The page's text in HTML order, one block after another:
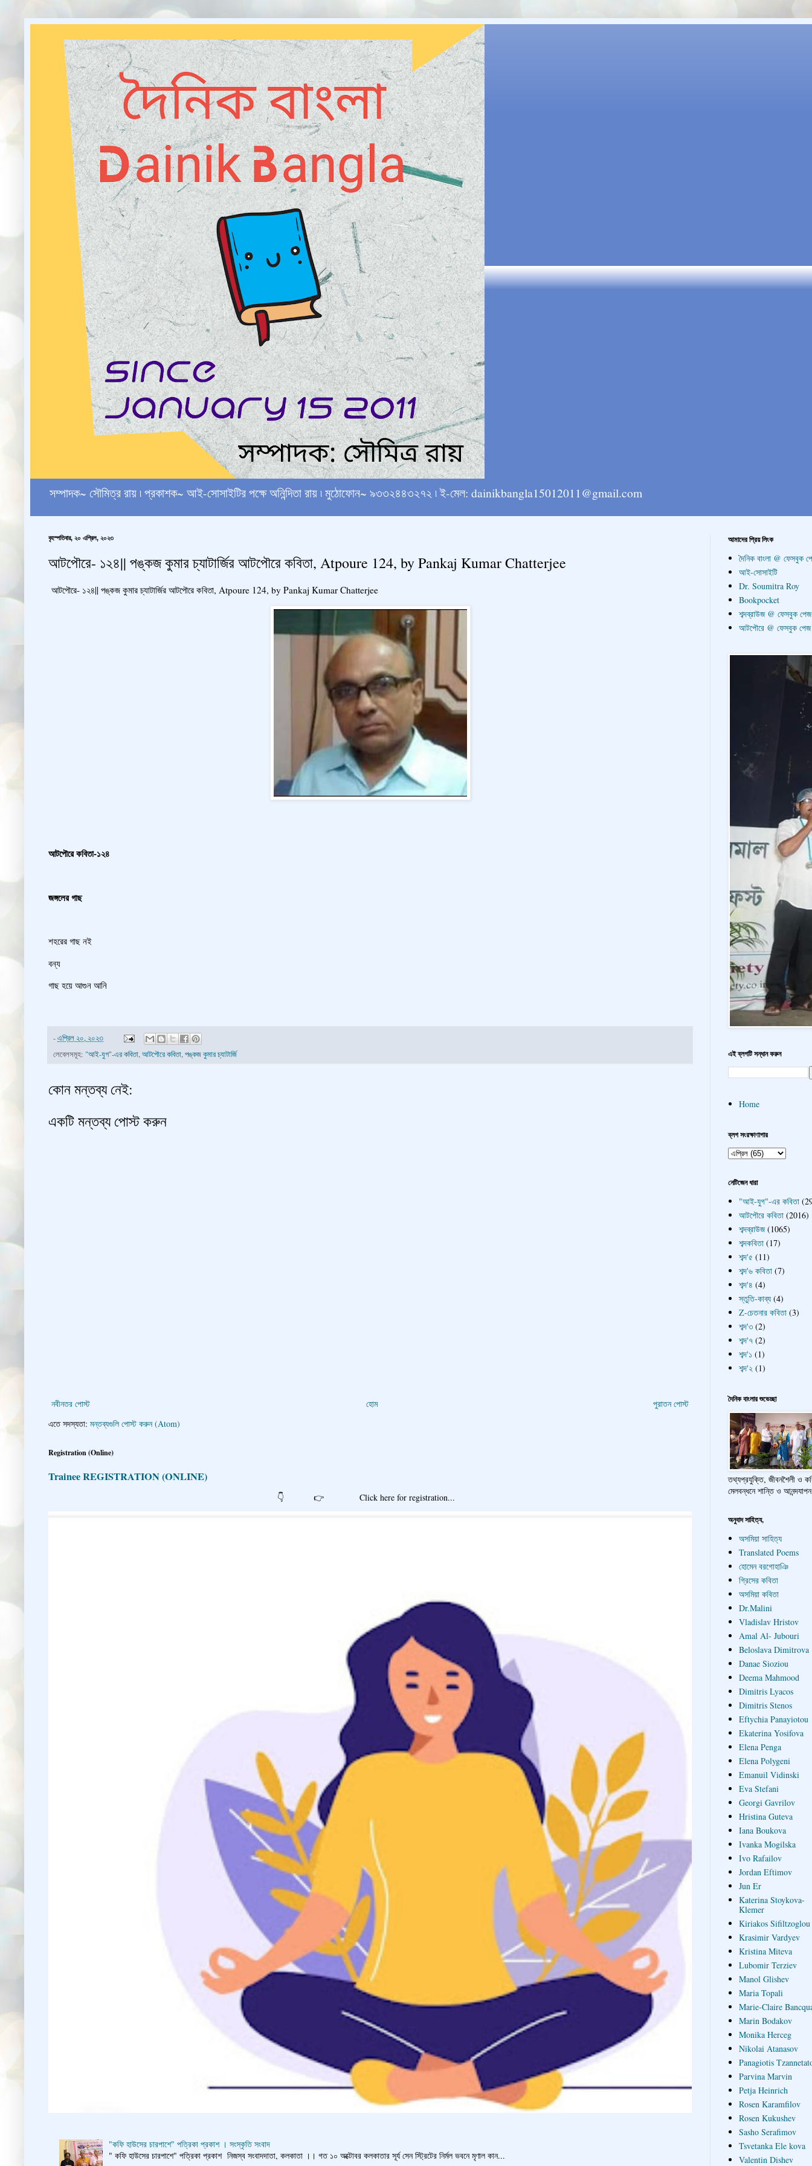
সম্পাদক~ সৌমিত্র রায় ৷ প্রকাশক~ আই-সোসাইটির পক্ষে অনিন্দিতা রায় ৷ মুঠোফোন~ ৯৩৩২৪৪৩২৭২ ৷ ই-মেল: dainikbangla15012011@gmail.com
বৃহস্পতিবার, ২০ এপ্রিল, ২০২৩
আটপৌরে- ১২৪|| পঙ্কজ কুমার চ্যাটার্জির আটপৌরে কবিতা, Atpoure 124, by Pankaj Kumar Chatterjee
আটপৌরে- ১২৪|| পঙ্কজ কুমার চ্যাটার্জির আটপৌরে কবিতা, Atpoure 124, by Pankaj Kumar Chatterjee
আটপৌরে কবিতা-১২৪
জঙ্গলের গাছ
শহরের গাছ নই
বন্য
গাছ হয়ে আগুন আনি
-এপ্রিল ২০, ২০২৩
লেবেলসমূহ: "আই-যুগ"-এর কবিতা,আটপৌরে কবিতা,পঙ্কজ কুমার চ্যাটার্জি
কোন মন্তব্য নেই:
একটি মন্তব্য পোস্ট করুন
নবীনতর পোস্ট পুরাতন পোস্ট
হোম
এতে সদস্যতা: মন্তব্যগুলি পোস্ট করুন (Atom)
Registration (Online)
Trainee REGISTRATION (ONLINE)
👇 👉 Click here for registration...
"কফি হাউসের চারপাশে" পত্রিকা প্রকাশ । সংস্কৃতি সংবাদ
" কফি হাউসের চারপাশে" পত্রিকা প্রকাশ নিজস্ব সংবাদদাতা, কলকাতা ।। গত ১০ অক্টোবর কলকাতার সূর্য সেন স্ট্রিটের নির্মল ভবনে মৃণাল কান...
আমাদের প্রিয় লিংক
দৈনিক বাংলা @ ফেসবুক
আই-সোসাইটি
Dr. Soumitra Roy
Bookpocket
শব্দব্রাউজ @ ফেসবুক পেজ
আটপৌরে @ ফেসবুক পেজ
এই ব্লগটি সন্ধান করুন
Home
ব্লগ সংরক্ষাণাগার
নেটিজেন ধারা
"আই-যুগ"-এর কবিতা
আটপৌরে কবিতা (2016)
শব্দব্রাউজ (1065)
শব্দকবিতা (17)
শব্দ'৫ (11)
শব্দ'৬ কবিতা (7)
শব্দ'৪ (4)
স্তুতি-কাব্য (4)
Z-চেতনার কবিতা (3)
শব্দ'৩ (2)
শব্দ'৭ (2)
শব্দ'১ (1)
শব্দ'২ (1)
দৈনিক বাংলার শুভেচ্ছা
তথ্যপ্রযুক্তি, জীবনশৈলী ও
মেলবন্ধনে শান্তি ও আনন্দযাপন
অনুবাদ সাহিত্য,
অসমিয়া সাহিত্য
Translated Poems
হোমেন বরগোহাঞি
গ্রিসের কবিতা
অসমিয়া কবিতা
Dr.Malini
Vladislav Hristov
Amal Al- Jubouri
Beloslava Dimitrova
Danae Sioziou
Deema Mahmood
Dimitris Lyacos
Dimitris Stenos
Eftychia Panayiotou
Ekaterina Yosifova
Elena Penga
Elena Polygeni
Emanuil Vidinski
Eva Stefani
Georgi Gavrilov
Hristina Guteva
Iana Boukova
Ivanka Mogilska
Ivo Rafailov
Jordan Eftimov
Jun Er
Katerina Stoykova-
Klemer
Kiriakos Sifiltzoglou
Krasimir Vardyev
Kristina Miteva
Lubomir Terziev
Manol Glishev
Maria Topali
Marie-Claire
Marin Bodakov
Monika Herceg
Nikolai Atanasov
Panagiotis
Parvina Marvin
Petja Heinrich
Rosen Karamfilov
Rosen Kukushev
Sasho Serafimov
Tsvetanka Ele kova
Valentin Dishev